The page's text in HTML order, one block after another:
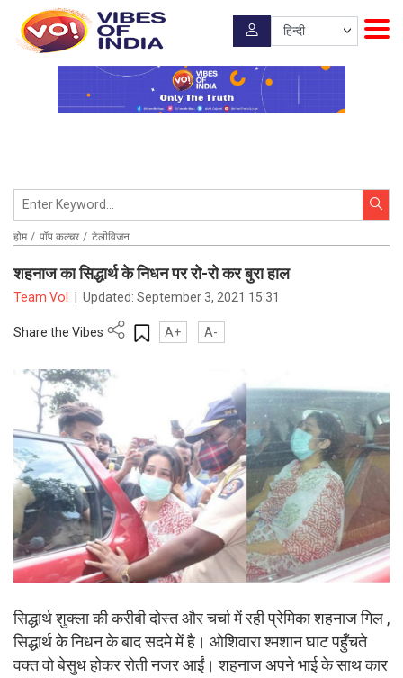
होम पॉप कल्चर टेलीविजन
शहनाज का सिद्धार्थ के निधन पर रो-रो कर बुरा हाल
Team VoI Updated:September 3, 2021 15:31
Share the Vibes A+ A-
सिद्धार्थ शुक्ला की करीबी दोस्त और चर्चा में रही प्रेमिका शहनाज गिल ,
सिद्धार्थ के निधन के बाद सदमे में है। ओशिवारा श्मशान घाट पहुँचते
वक्त वो बेसुध होकर रोती नजर आईं। शहनाज अपने भाई के साथ कार